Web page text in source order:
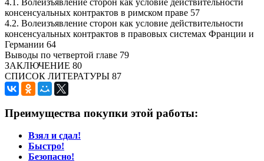
консенсуальных контрактов в римском праве 57
4.2. Волеизъявление сторон как условие действительности
консенсуальных контрактов в правовых системах Франции и
Германии 64
Выводы по четвертой главе 79
ЗАКЛЮЧЕНИЕ 80
СПИСОК ЛИТЕРАТУРЫ 87
Преимущества покупки этой работы:
Взял и сдал!
Быстро!
Безопасно!